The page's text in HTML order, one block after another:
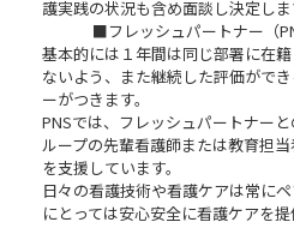
護実践の状況も含め面談し決定しま
■フレッシュパートナー（
基本的には１年間は同じ部署に在
ないよう、また継続した評価がで
ーがつきます。
PNSでは、フレッシュパートナー
ループの先輩看護師または教育担
を支援しています。
日々の看護技術や看護ケアは常に
にとっては安心安全に看護ケアを提